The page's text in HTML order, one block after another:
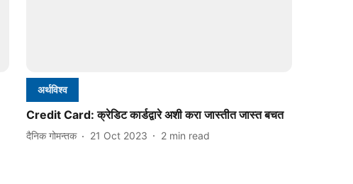
अर्थविश्व
Credit Card: क्रेडिट कार्डद्वारे अशी करा जास्तीत जास्त बचत
दैनिक गोमन्तक 21 Oct 2023 2 min read